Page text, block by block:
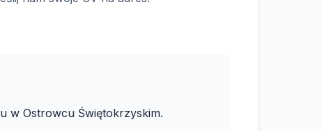
w Ostrowcu Świętokrzyskim.